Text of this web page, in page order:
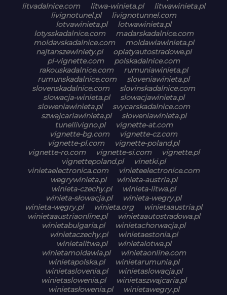
litvadalnice.com
litwa-winieta.pl
litwawinieta.pl
livignotunel.pl
livignotunnel.com
lotvawinieta.pl
lotwawinieta.pl
lotysskadalnice.com
madarskadalnice.com
moldavskadalnice.com
moldawiawinieta.pl
najtanszewiniety.pl
oplatyautostradowe.pl
pl-vignette.com
polskadalnice.com
rakouskadalnice.com
rumuniawinieta.pl
rumunskadalnice.com
sloveniawinieta.pl
slovenskadalnice.com
slovinskadalnice.com
slowacja-winieta.pl
slowacjawinieta.pl
sloweniawinieta.pl
svycarskadalnice.com
szwajcariawinieta.pl
słoweniawinieta.pl
tunellivigno.pl
vignette-at.com
vignette-bg.com
vignette-cz.com
vignette-pl.com
vignette-poland.pl
vignette-ro.com
vignette-si.com
vignette.pl
vignettepoland.pl
vinetki.pl
vinietaelectronica.com
vinieteelectronice.com
wegrywinieta.pl
winieta-austria.pl
winieta-czechy.pl
winieta-litwa.pl
winieta-słowacja.pl
winieta-wegry.pl
winieta-węgry.pl
winieta.org
winietaaustria.pl
winietaaustriaonline.pl
winietaautostradowa.pl
winietabulgaria.pl
winietachorwacja.pl
winietaczechy.pl
winietaestonia.pl
winietalitwa.pl
winietalotwa.pl
winietamoldawia.pl
winietaonline.com
winietapolska.pl
winietarumunia.pl
winietaslovenia.pl
winietaslowacja.pl
winietaslowenia.pl
winietaszwajcaria.pl
winietasłowenia.pl
winietawegry.pl